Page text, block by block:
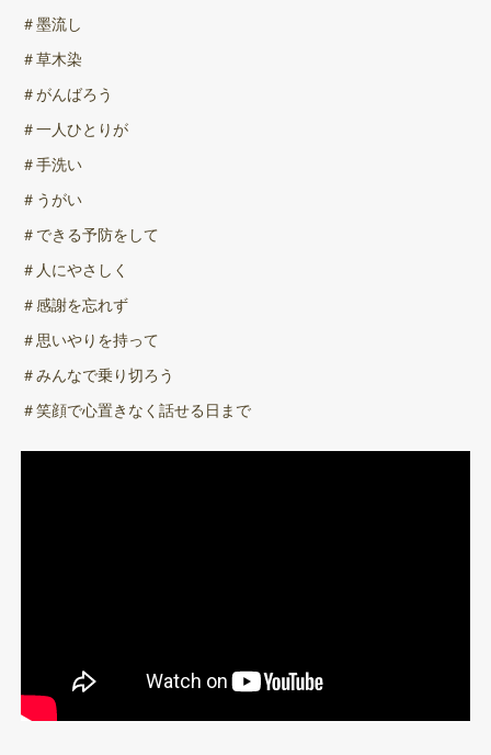
＃墨流し
＃草木染
＃がんばろう
＃一人ひとりが
＃手洗い
＃うがい
＃できる予防をして
＃人にやさしく
＃感謝を忘れず
＃思いやりを持って
＃みんなで乗り切ろう
＃笑顔で心置きなく話せる日まで